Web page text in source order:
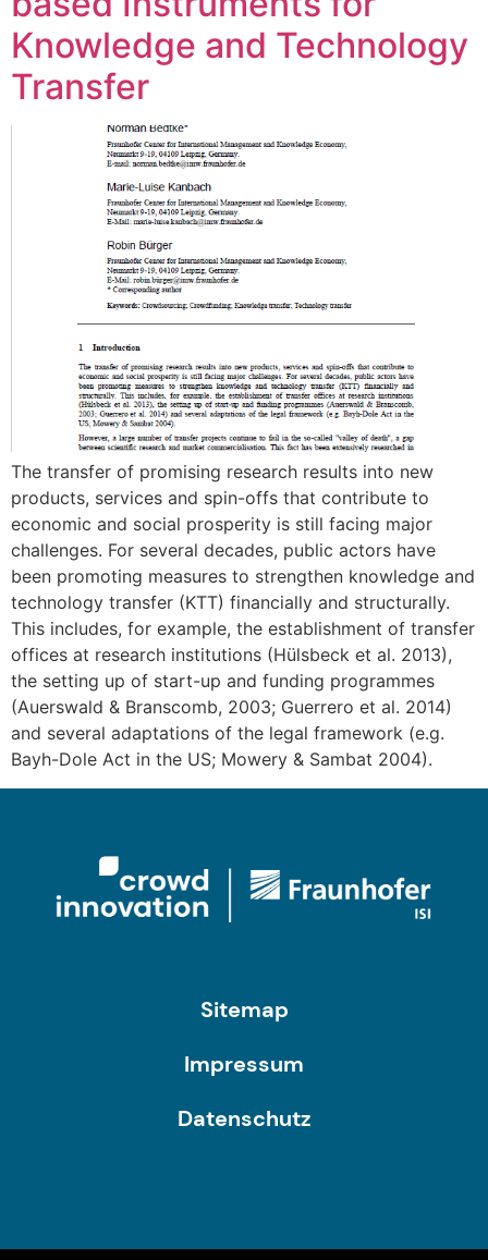
Knowledge and Technology
Transfer
The transfer of promising research results into new
products, services and spin-offs that contribute to
economic and social prosperity is still facing major
challenges. For several decades, public actors have
been promoting measures to strengthen knowledge and
technology transfer (KTT) financially and structurally.
This includes, for example, the establishment of transfer
offices at research institutions (Hülsbeck et al. 2013),
the setting up of start-up and funding programmes
(Auerswald & Branscomb, 2003; Guerrero et al. 2014)
and several adaptations of the legal framework (e.g.
Bayh-Dole Act in the US; Mowery & Sambat 2004).
Sitemap
Impressum
Datenschutz